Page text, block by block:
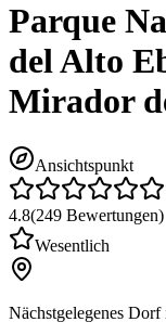
Parque
del Alto
Mirador
Ansichtspunkt
4.8(249 Bewertungen)
Wesentlich
Nächstgelegenes